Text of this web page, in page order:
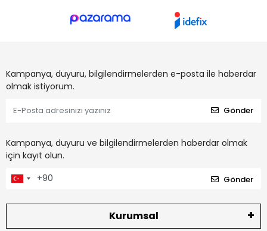
Kampanya, duyuru, bilgilendirmelerden e-posta ile haberdar
olmak istiyorum.
Gönder
Kampanya, duyuru ve bilgilendirmelerden haberdar olmak
için kayıt olun.
Gönder
Kurumsal